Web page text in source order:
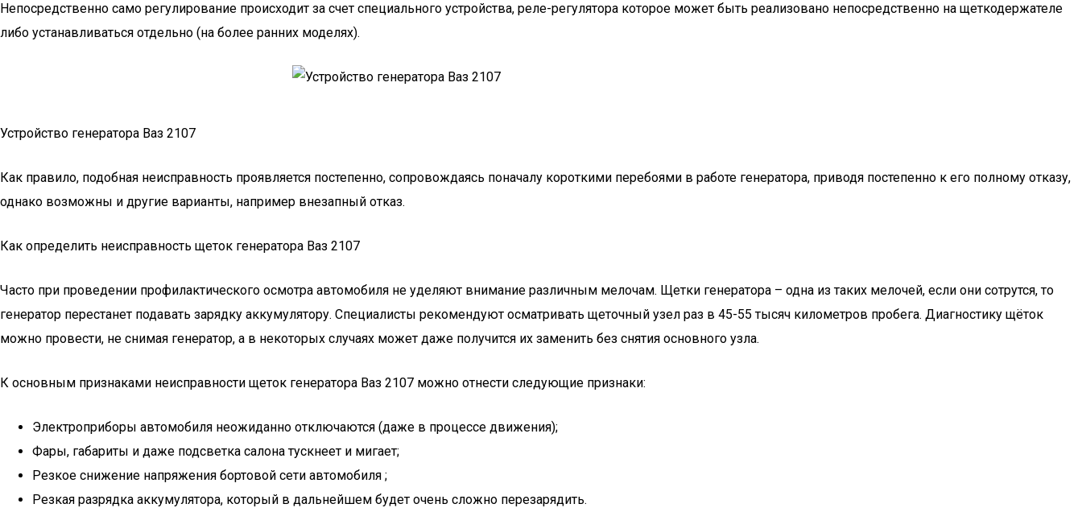
Непосредственно само регулирование происходит за счет специального устройства, реле-регулятора которое может быть реализовано непосредственно на щеткодержателе
либо устанавливаться отдельно (на более ранних моделях).
Устройство генератора Ваз 2107
Как правило, подобная неисправность проявляется постепенно, сопровождаясь поначалу короткими перебоями в работе генератора, приводя постепенно к его полному отказу,
однако возможны и другие варианты, например внезапный отказ.
Как определить неисправность щеток генератора Ваз 2107
Часто при проведении профилактического осмотра автомобиля не уделяют внимание различным мелочам. Щетки генератора – одна из таких мелочей, если они сотрутся, то
генератор перестанет подавать зарядку аккумулятору. Специалисты рекомендуют осматривать щеточный узел раз в 45-55 тысяч километров пробега. Диагностику щёток
можно провести, не снимая генератор, а в некоторых случаях может даже получится их заменить без снятия основного узла.
К основным признаками неисправности щеток генератора Ваз 2107 можно отнести следующие признаки:
Электроприборы автомобиля неожиданно отключаются (даже в процессе движения);
Фары, габариты и даже подсветка салона тускнеет и мигает;
Резкое снижение напряжения бортовой сети автомобиля ;
Резкая разрядка аккумулятора, который в дальнейшем будет очень сложно перезарядить.